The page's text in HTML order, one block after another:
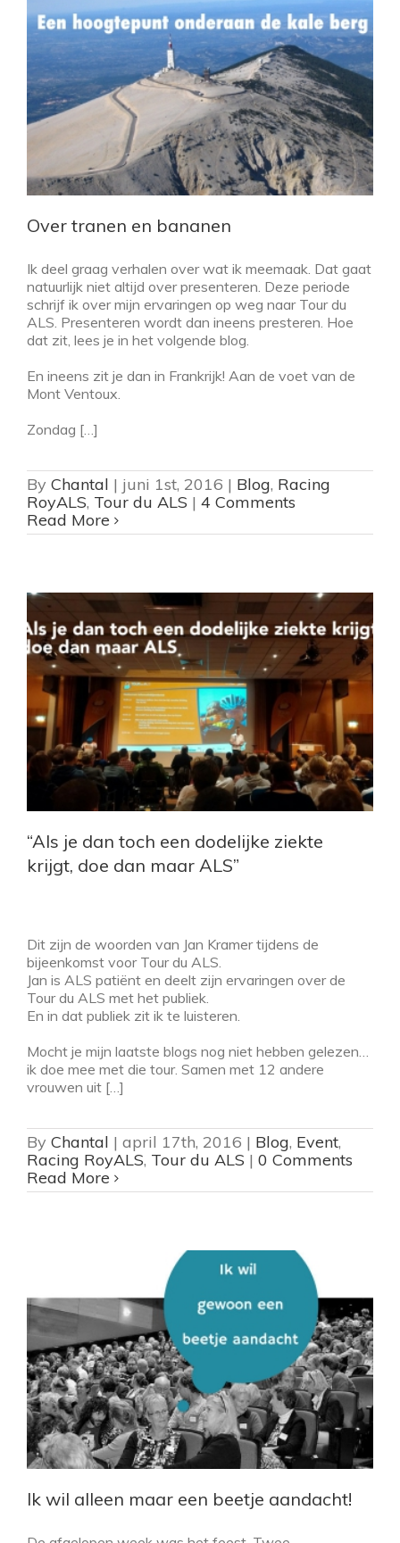
Over tranen en bananen
Ik deel graag verhalen over wat ik meemaak. Dat gaat
natuurlijk niet altijd over presenteren. Deze periode
schrijf ik over mijn ervaringen op weg naar Tour du
ALS. Presenteren wordt dan ineens presteren. Hoe
dat zit, lees je in het volgende blog.
En ineens zit je dan in Frankrijk! Aan de voet van de
Mont Ventoux.
Zondag […]
By Chantal | juni 1st, 2016 | Blog, Racing
RoyALS, Tour du ALS | 4 Comments
Read More
“Als je dan toch een dodelijke ziekte
krijgt, doe dan maar ALS”
Dit zijn de woorden van Jan Kramer tijdens de
bijeenkomst voor Tour du ALS.
Jan is ALS patiënt en deelt zijn ervaringen over de
Tour du ALS met het publiek.
En in dat publiek zit ik te luisteren.
Mocht je mijn laatste blogs nog niet hebben gelezen…
ik doe mee met die tour. Samen met 12 andere
vrouwen uit […]
By Chantal | april 17th, 2016 | Blog, Event,
Racing RoyALS, Tour du ALS | 0 Comments
Read More
Ik wil alleen maar een beetje aandacht!